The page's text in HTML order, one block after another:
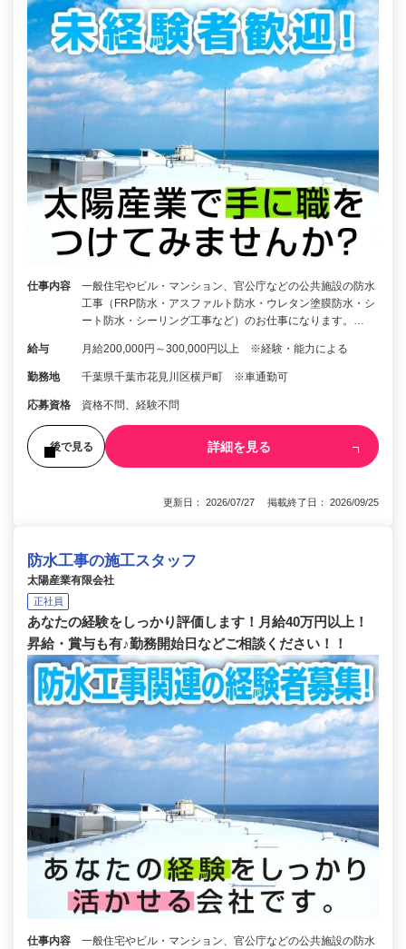
仕事内容
一般住宅やビル・マンション、官公庁などの公共施設の防水
工事（FRP防水・アスファルト防水・ウレタン塗膜防水・シ
ート防水・シーリング工事など）のお仕事になります。…
給与 月給200,000円～300,000円以上 ※経験・能力による
勤務地 千葉県千葉市花見川区横戸町 ※車通勤可
応募資格 資格不問、経験不問
後で見る 詳細を見る
更新日： 2026/07/27 掲載終了日： 2026/09/25
防水工事の施工スタッフ
太陽産業有限会社
正社員
あなたの経験をしっかり評価します！月給40万円以上！
昇給・賞与も有♪勤務開始日などご相談ください！！
仕事内容
一般住宅やビル・マンション、官公庁などの公共施設の防水